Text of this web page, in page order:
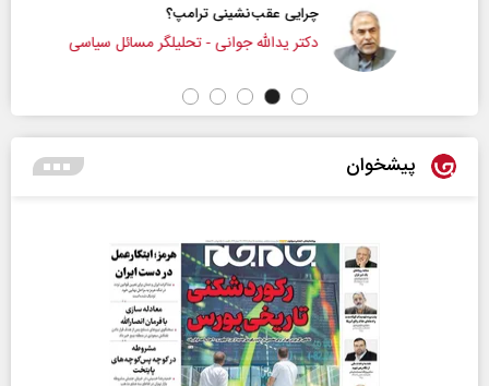
چرایی عقب‌نشینی ترامپ؟
دکتر یدالله جوانی - تحلیلگر مسائل سیاسی
پیشخوان